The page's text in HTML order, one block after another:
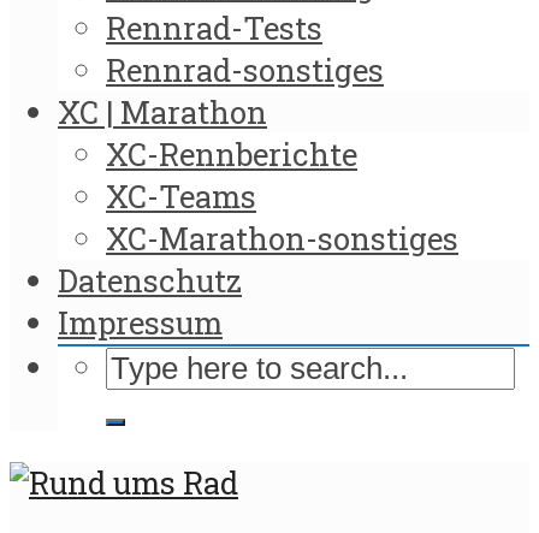
Rennrad-Tests
Rennrad-sonstiges
XC | Marathon
XC-Rennberichte
XC-Teams
XC-Marathon-sonstiges
Datenschutz
Impressum